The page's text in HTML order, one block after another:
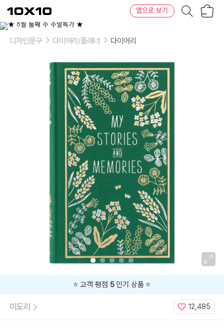
텐
바
텐
앱으로 보기
디자인문구 다이어리/플래너 다이어리
⭐️ 고객 평점 5인기 상품 ⭐️
미도리 12,485